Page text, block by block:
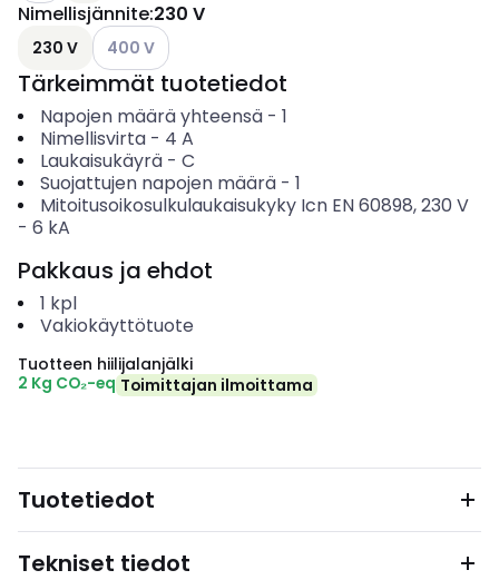
Nimellisjännite:230 V
230 V Katso käytettävissä olevat vaihtoehdot
400 V
Tärkeimmät tuotetiedot
Napojen määrä yhteensä- 1
Nimellisvirta- 4 A
Laukaisukäyrä- C
Suojattujen napojen määrä- 1
Mitoitusoikosulkulaukaisukyky Icn EN 60898, 230 V
- 6 kA
Pakkaus ja ehdot
1 kpl
Vakiokäyttötuote
Tuotteen hiilijalanjälki
2 Kg CO₂-eq Toimittajan ilmoittama
Tuotetiedot
Tekniset tiedot